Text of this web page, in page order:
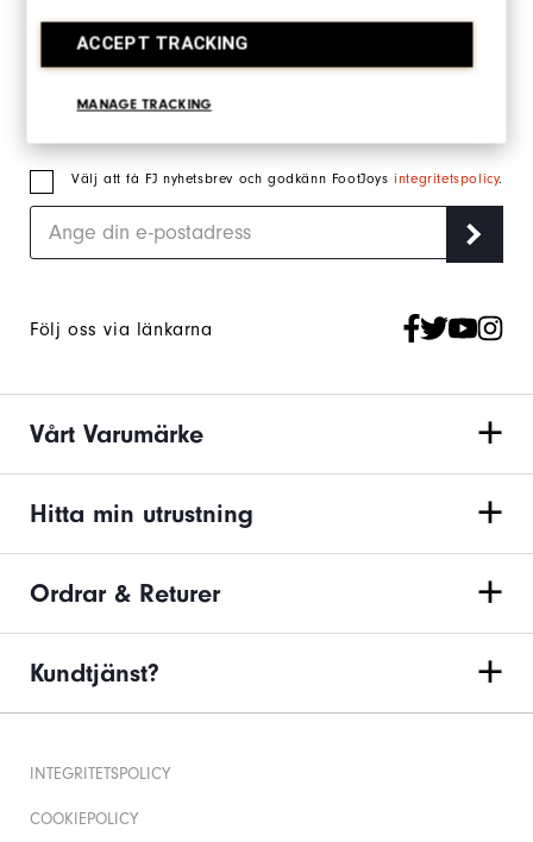
ACCEPT TRACKING
MANAGE TRACKING
Anmäl dig till vårt nyhetsbrev och håll dig
Välj att få FJ nyhetsbrev och godkänn FootJoysintegritetspolicy.
Följ oss via länkarna
Vårt Varumärke
Hitta min utrustning
Ordrar & Returer
Kundtjänst?
INTEGRITETSPOLICY
COOKIEPOLICY